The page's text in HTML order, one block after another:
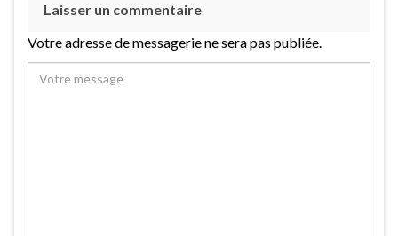
Laisser un commentaire
Votre adresse de messagerie ne sera pas publiée.